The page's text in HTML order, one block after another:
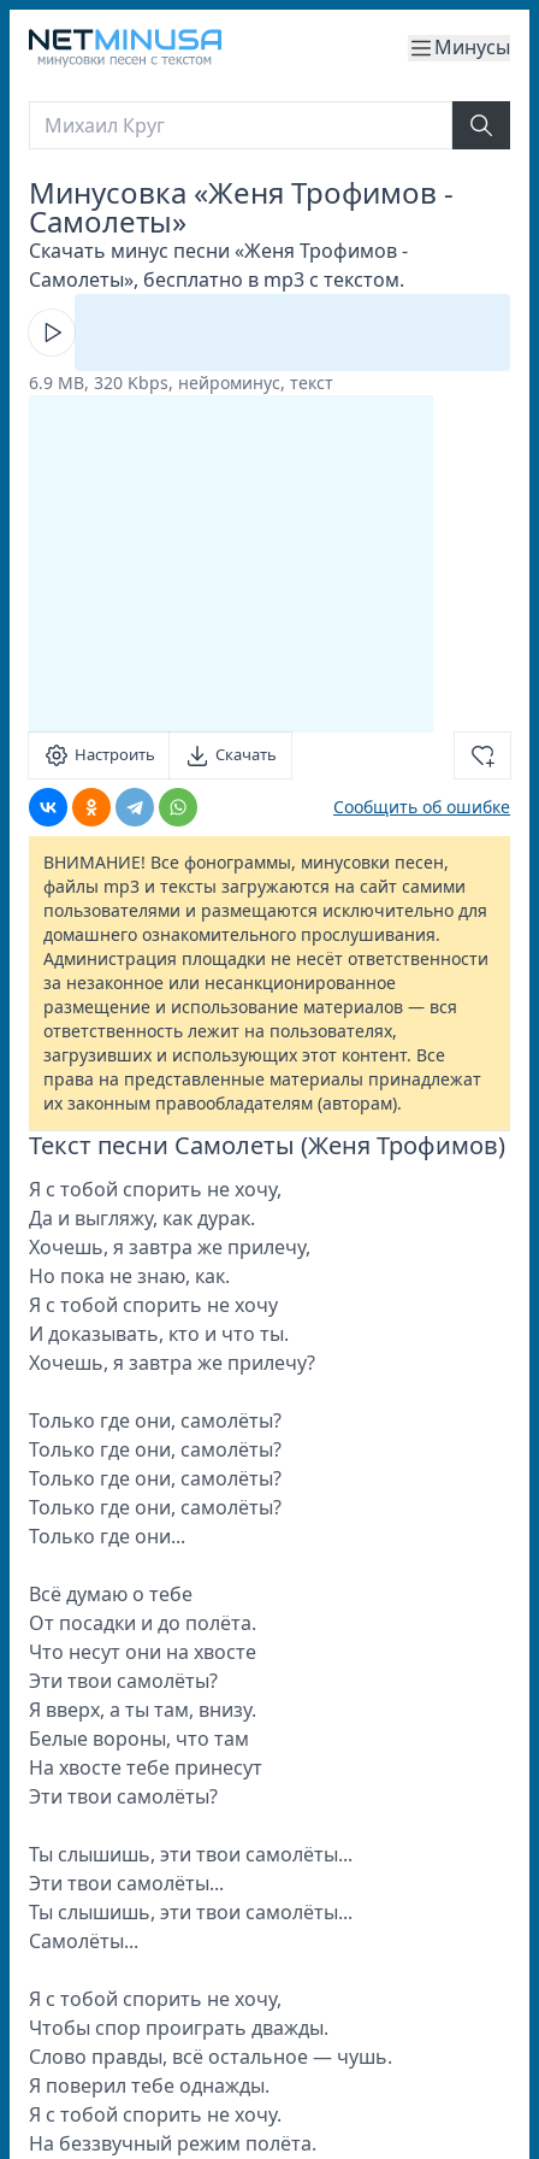
Минусы
Минусовка «Женя Трофимов -
Самолеты»
Скачать минус песни «Женя Трофимов -
Самолеты», бесплатно в mp3 с текстом.
6.9 MB, 320 Kbps, нейроминус, текст
Настроить Скачать
Сообщить об ошибке
ВНИМАНИЕ! Все фонограммы, минусовки песен,
файлы mp3 и тексты загружаются на сайт самими
пользователями и размещаются исключительно для
домашнего ознакомительного прослушивания.
Администрация площадки не несёт ответственности
за незаконное или несанкционированное
размещение и использование материалов — вся
ответственность лежит на пользователях,
загрузивших и использующих этот контент. Все
права на представленные материалы принадлежат
их законным правообладателям (авторам).
Текст песни Самолеты (Женя Трофимов)
Я с тобой спорить не хочу,
Да и выгляжу, как дурак.
Хочешь, я завтра же прилечу,
Но пока не знаю, как.
Я с тобой спорить не хочу
И доказывать, кто и что ты.
Хочешь, я завтра же прилечу?
Только где они, самолёты?
Только где они, самолёты?
Только где они, самолёты?
Только где они, самолёты?
Только где они...
Всё думаю о тебе
От посадки и до полёта.
Что несут они на хвосте
Эти твои самолёты?
Я вверх, а ты там, внизу.
Белые вороны, что там
На хвосте тебе принесут
Эти твои самолёты?
Ты слышишь, эти твои самолёты...
Эти твои самолёты...
Ты слышишь, эти твои самолёты...
Самолёты...
Я с тобой спорить не хочу,
Чтобы спор проиграть дважды.
Слово правды, всё остальное — чушь.
Я поверил тебе однажды.
Я с тобой спорить не хочу.
На беззвучный режим полёта.